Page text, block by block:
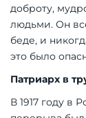
доброту,
людьми. Он
беде, и
это было
Патриарх в
В 1917 году в